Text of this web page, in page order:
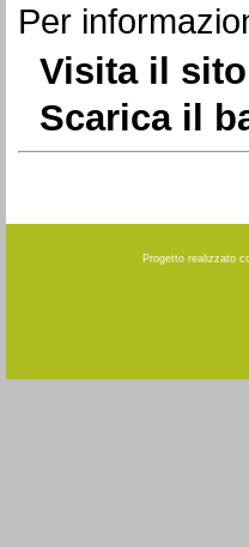
Per
Visita il
Scarica il
Progetto realizzato